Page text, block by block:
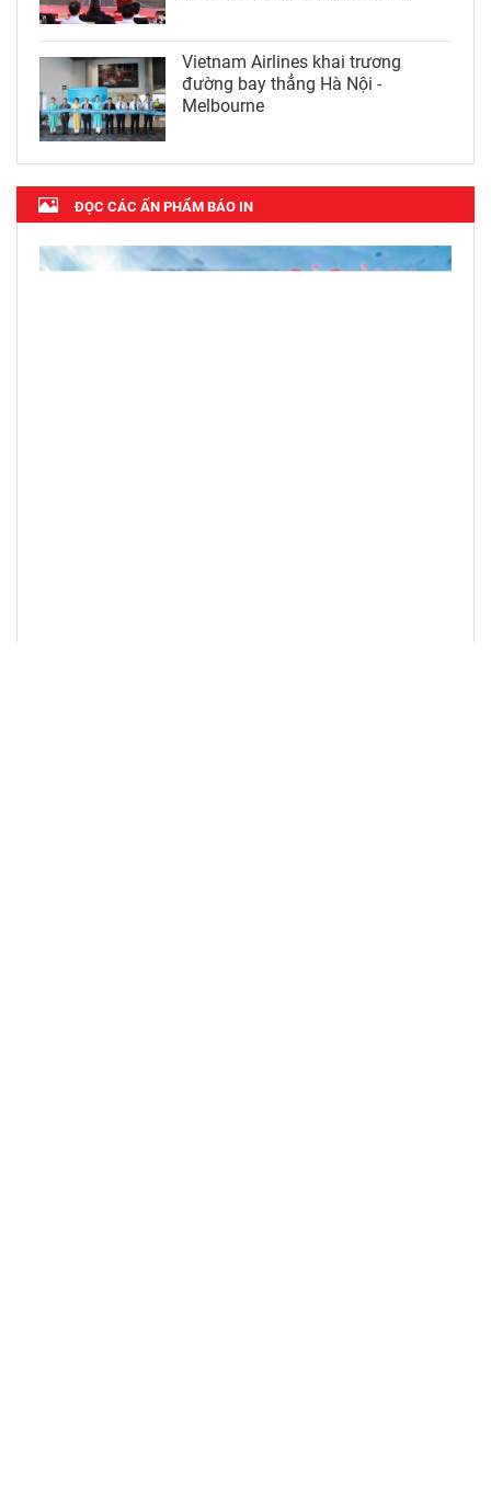
Vietnam Airlines khai trương
đường bay thẳng Hà Nội -
Melbourne
ĐỌC CÁC ẤN PHẨM BÁO IN